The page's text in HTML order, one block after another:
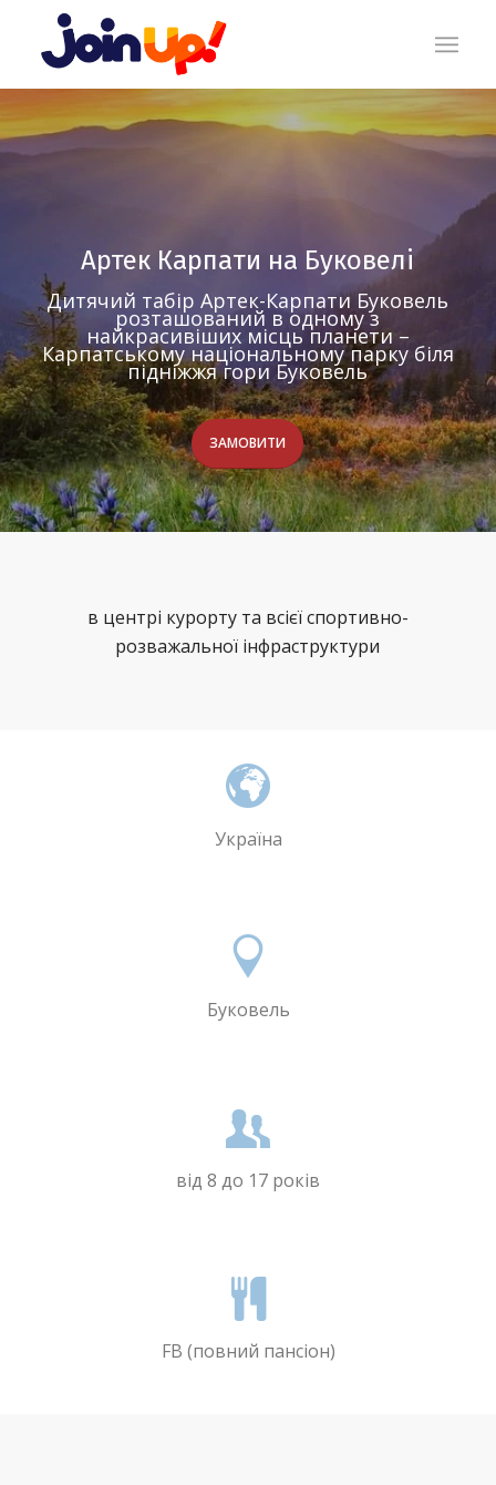
Артек Карпати на Буковелі
Дитячий табір Артек-Карпати Буковель
розташований в одному з
найкрасивіших місць планети –
Карпатському національному парку біля
підніжжя гори Буковель
ЗАМОВИТИ
в центрі курорту та всієї спортивно-
розважальної інфраструктури
Україна
Буковель
від 8 до 17 років
FB (повний пансіон)